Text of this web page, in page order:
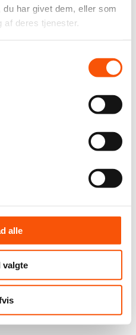
har givet dem, eller som
af deres tjenester.
alle
valgte